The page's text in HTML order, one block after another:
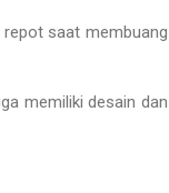
saat membuang
memiliki desain dan